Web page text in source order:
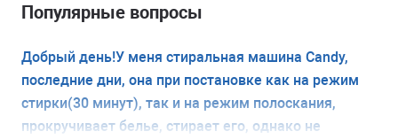
Популярные вопросы
Добрый день!У меня стиральная машина Candy,
последние дни, она при постановке как на режим
стирки(30 минут), так и на режим полоскания,
прокручивает белье, стирает его, однако не